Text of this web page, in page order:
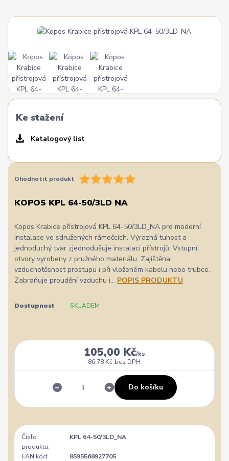
Ke stažení
Katalogový list
Ohodnotit produkt
KOPOS KPL 64-50/3LD NA
Kopos Krabice přístrojová KPL 64-50/3LD_NA pro moderní
instalace ve sdružených rámečcích. Výrazná tuhost a
jednoduchý tvar zjednodušuje instalaci přístrojů. Vstupní
otvory vyrobeny z pružného materiálu. Zajištěna
vzduchotěsnost prostupu i při vloženém kabelu nebo trubce.
Zabraňuje proudění vzduchu i... POPIS PRODUKTU
Dostupnost SKLADEM
105,00 Kč/ks
86,78 Kč bez DPH
Do košíku
Číslo
produktu:
KPL 64-50/3LD_NA
EAN kód:
8595568927705